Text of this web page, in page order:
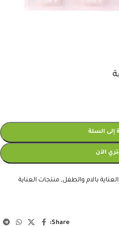
إلى السلة
الآن
بالام والطفل, منتجات العناية
Share: